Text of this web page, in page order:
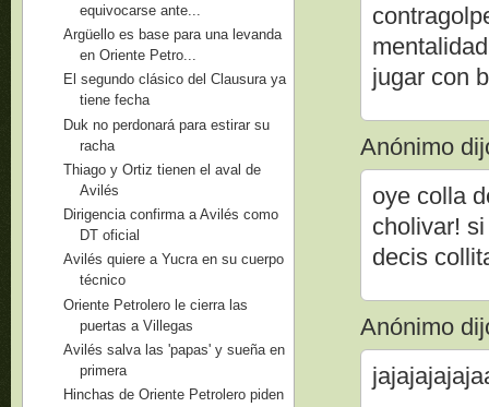
jugar con
Anónimo
oye colla
cholivar!
decis
Anónimo
equivocarse ante...
Argüello es base para una levanda
en Oriente Petro...
El segundo clásico del Clausura ya
tiene fecha
Duk no perdonará para estirar su
racha
Thiago y Ortiz tienen el aval de
Avilés
Dirigencia confirma a Avilés como
DT oficial
Avilés quiere a Yucra en su cuerpo
técnico
Oriente Petrolero le cierra las
puertas a Villegas
Avilés salva las 'papas' y sueña en
primera
Hinchas de Oriente Petrolero piden